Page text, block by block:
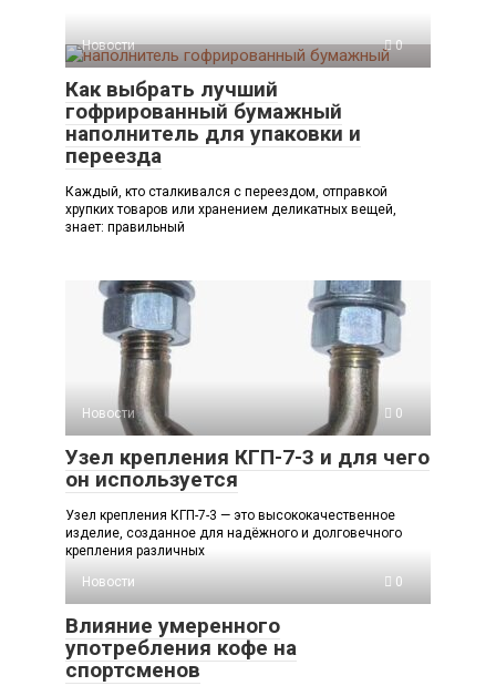
Новости 0
Как выбрать лучший
гофрированный бумажный
наполнитель для упаковки и
переезда
Каждый, кто сталкивался с переездом, отправкой
хрупких товаров или хранением деликатных вещей,
знает: правильный
Новости 0
Узел крепления КГП-7-3 и для чего
он используется
Узел крепления КГП-7-3 — это высококачественное
изделие, созданное для надёжного и долговечного
крепления различных
Новости
0
Влияние умеренного
употребления кофе на
спортсменов